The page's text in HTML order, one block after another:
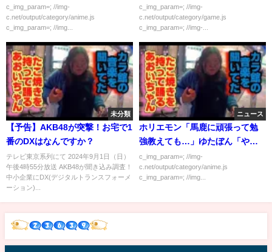
c_img_param=; //img-
c.net/output/category/anime.js
c_img_param=; //img...
c_img_param=; //img-
c.net/output/category/game.js
c_img_param=; //img-...
未分類
【予告】AKB48が突撃！お宅で1
番のDXはなんですか？
テレビ東京系列にて 2024年9月1日（日）
午後4時55分放送 AKB48が聞き込み調査！
中小企業にDX(デジタルトランスフォーメ
ーション)...
ニュース
ホリエモン「馬鹿に頑張って勉
強教えても…」ゆたぼん「やっ
てみないと分からない」
c_img_param=; //img-
c.net/output/category/anime.js
c_img_param=; //img...